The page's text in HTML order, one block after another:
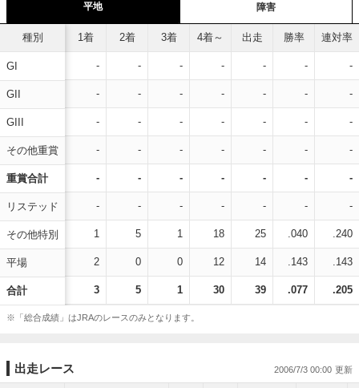
平地 障害
種別
GI
GII
GIII
その他重賞
重賞合計
リステッド
その他特別
平場
合計
1着 2着 3着 4着～ 出走 勝率 連対率
- - - - - - -
- - - - - - -
- - - - - - -
- - - - - - -
- - - - - - -
- - - - - - -
1 5 1 18 25 .040 .240
2 0 0 12 14 .143 .143
3 5 1 30 39 .077 .205
※「総合成績」はJRAのレースのみとなります。
出走レース 2006/7/3 00:00